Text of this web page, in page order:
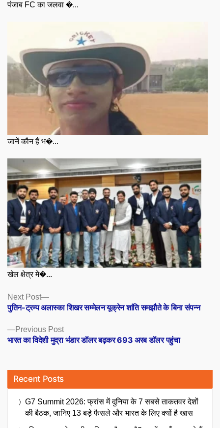
पंजाब FC का जलवा �...
जानें कौन हैं भ�...
खेल क्षेत्र मे�...
Posts
navigation
Previous PostPrevious
post:
भारत का विदेशी मुद्रा भंडार डॉलर बढ़कर 693 अरब डॉलर पहुंचा
Next Post
Next
post:
पुतिन-ट्रम्प अलास्का शिखर सम्मेलन यूक्रेन शांति समझौते के बिना संपन्न
Recent Posts
G7 Summit 2026: फ्रांस में दुनिया के 7 सबसे ताकतवर देशों
की बैठक, जानिए 13 बड़े फैसले और भारत के लिए क्यों है खास